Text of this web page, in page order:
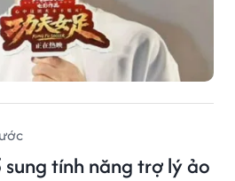
tính năng trợ lý ảo